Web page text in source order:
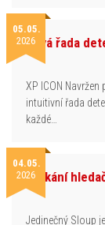
05.05.
2026Nová řada
XP ICON
intuitivní řada
každé…
04.05.
2026Setkání
Jedinečný Sloup